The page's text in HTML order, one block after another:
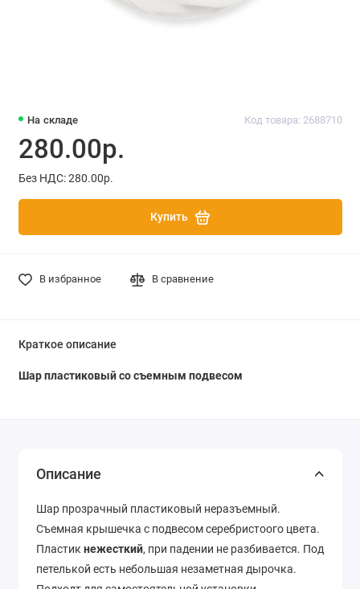
На складе Код товара: 2688710
280.00р.
Без НДС: 280.00р.
Купить
В избранное В сравнение
Краткое описание
Шар пластиковый со съемным подвесом
Описание
Шар прозрачный пластиковый неразъемный.
Съемная крышечка с подвесом серебристоого цвета.
Пластик нежесткий, при падении не разбивается. Под
петелькой есть небольшая незаметная дырочка.